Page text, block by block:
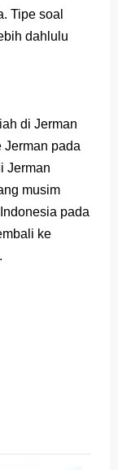
Bank Soal HOTS Sekarang!
Kunci Jawaban
Makin Berat
8 August
Tipe soal
dahlulu
di Jerman
Jerman pada
Jerman
musim
pada
ke